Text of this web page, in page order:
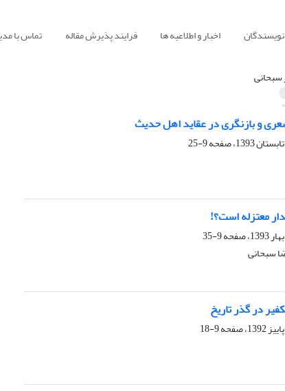
اخبار و اطلاعیه ها فرایند پذیرش مقاله تماس با
سبحانی
و بازنگرى در عقاید اهل حدیث
9-25
معتزله است؟!
9-35
سبحانی
در گذر تاریخ
9-18